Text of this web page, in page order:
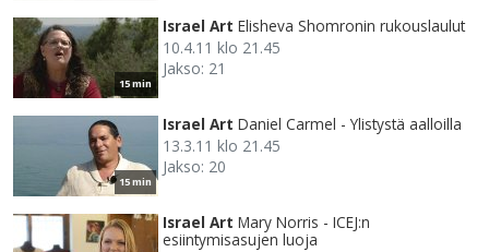
15 min
Israel Art Elisheva Shomronin rukouslaulut
10.4.11 klo 21.45
Jakso: 21
15 min
Israel Art Daniel Carmel - Ylistystä aalloilla
13.3.11 klo 21.45
Jakso: 20
Israel Art Mary Norris - ICEJ:n
esiintymisasujen luoja